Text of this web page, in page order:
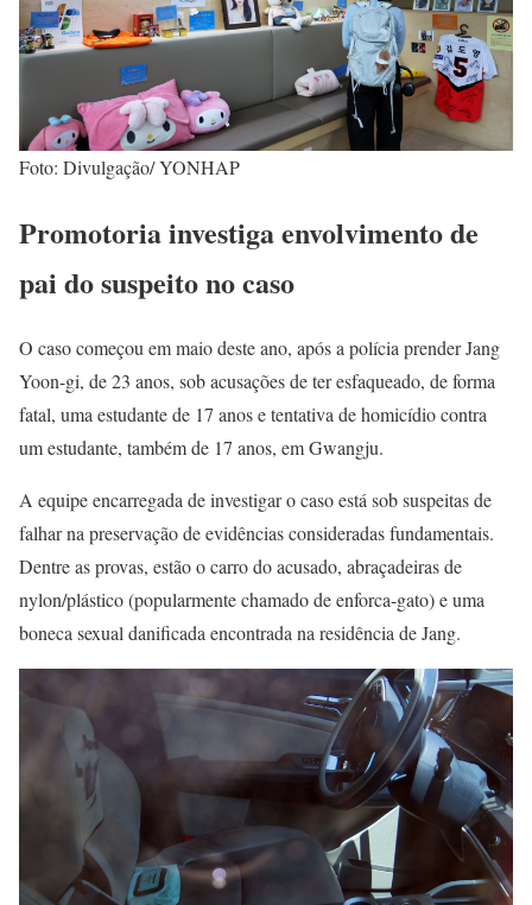
Foto: Divulgação/ YONHAP
Promotoria investiga envolvimento de
pai do suspeito no caso
O caso começou em maio deste ano, após a polícia prender Jang
Yoon-gi, de 23 anos, sob acusações de ter esfaqueado, de forma
fatal, uma estudante de 17 anos e tentativa de homicídio contra
um estudante, também de 17 anos, em Gwangju.
A equipe encarregada de investigar o caso está sob suspeitas de
falhar na preservação de evidências consideradas fundamentais.
Dentre as provas, estão o carro do acusado, abraçadeiras de
nylon/plástico (popularmente chamado de enforca-gato) e uma
boneca sexual danificada encontrada na residência de Jang.